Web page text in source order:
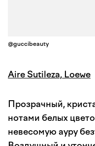
@guccibeauty
Aire Sutileza, Loewe
Прозрачный,
нотами белых
невесомую ауру